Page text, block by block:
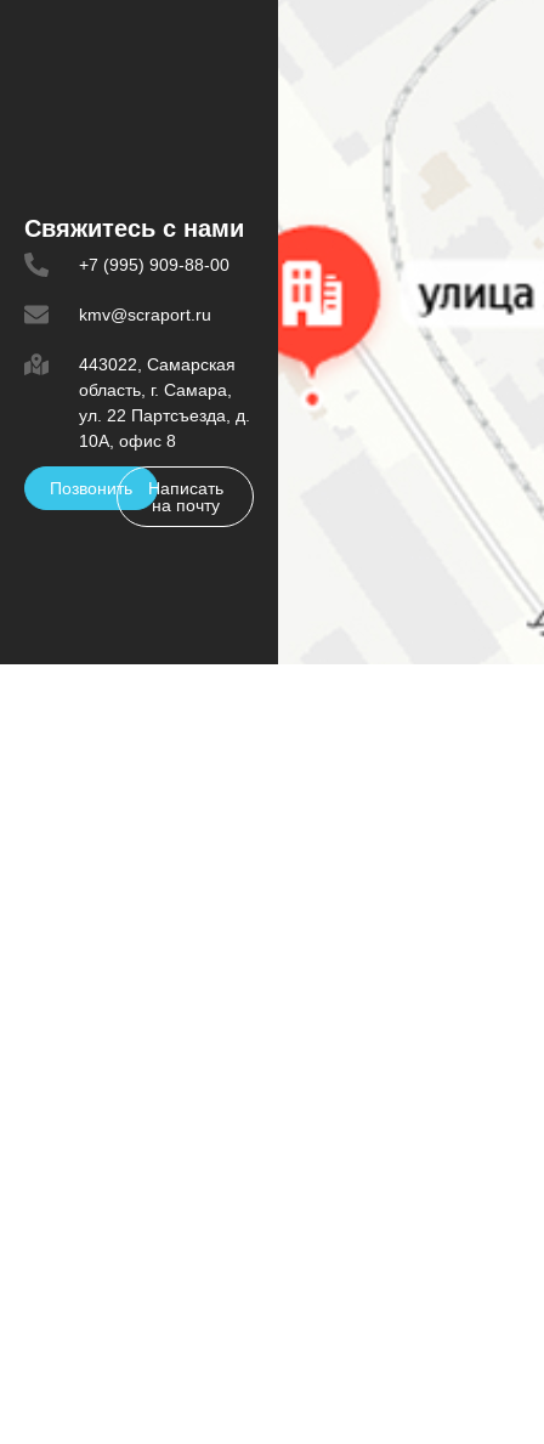
Свяжитесь с нами
+7 (995) 909-88-00
kmv@scraport.ru
443022, Самарская
область, г. Самара,
ул. 22 Партсъезда, д.
10А, офис 8
Позвонить
Написать
на почту